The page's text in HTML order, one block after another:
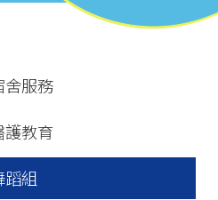
舍服務
護教育
蹈組